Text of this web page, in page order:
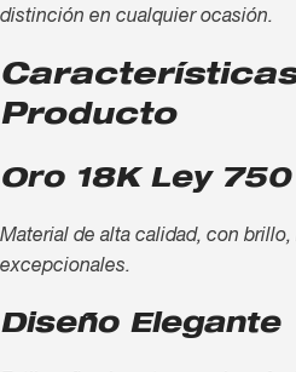
distinción en cualquier ocasión.
Producto
Oro 18K Ley 750
Material de alta calidad, con
excepcionales.
Diseño Elegante